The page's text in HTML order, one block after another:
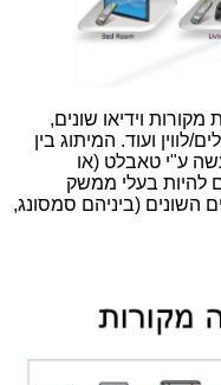
מקורות וידיאו שונים,
ועוד. המיתוג בין
ע"י טאבלט (או
להיות בעלי ממשק
השונים (ביניהם סמסונג,